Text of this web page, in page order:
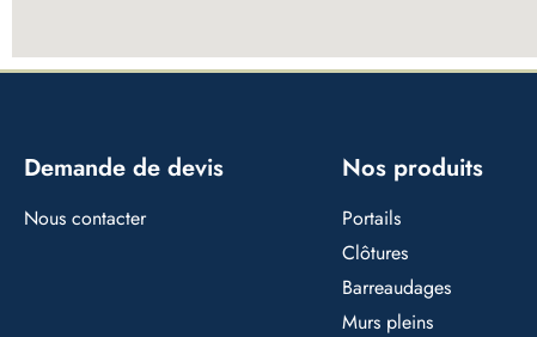
Demande de devis
Nous contacter
Nos produits
Portails
Clôtures
Barreaudages
Murs pleins